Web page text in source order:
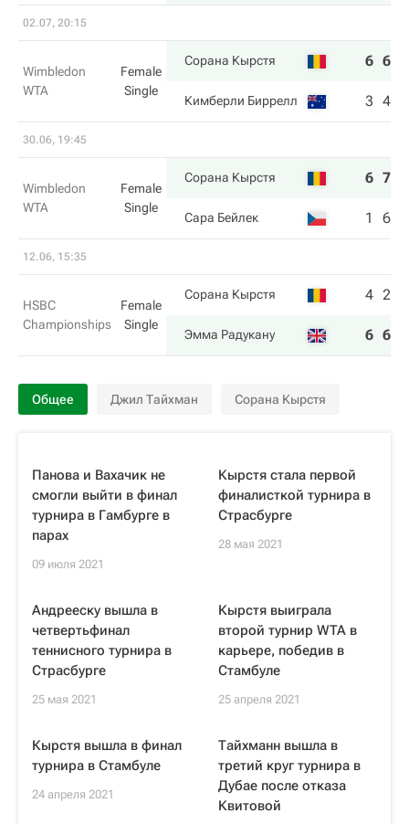
02.07, 20:15
Wimbledon
WTA
Female
Single
Сорана Кырстя 6 6
Кимберли Биррелл 3 4
30.06, 19:45
Wimbledon
WTA
Female
Single
Сорана Кырстя 6 7
Сара Бейлек 1 6
12.06, 15:35
HSBC
Championships
Female
Single
Сорана Кырстя 4 2
Эмма Радукану 6 6
Общее Джил Тайхман Сорана Кырстя
Панова и Вахачик не
смогли выйти в финал
турнира в Гамбурге в
парах
09 июля 2021
Кырстя стала первой
финалисткой турнира в
Страсбурге
28 мая 2021
Андрееску вышла в
четвертьфинал
теннисного турнира в
Страсбурге
25 мая 2021
Кырстя выиграла
второй турнир WTA в
карьере, победив в
Стамбуле
25 апреля 2021
Кырстя вышла в финал
турнира в Стамбуле
24 апреля 2021
Тайхманн вышла в
третий круг турнира в
Дубае после отказа
Квитовой